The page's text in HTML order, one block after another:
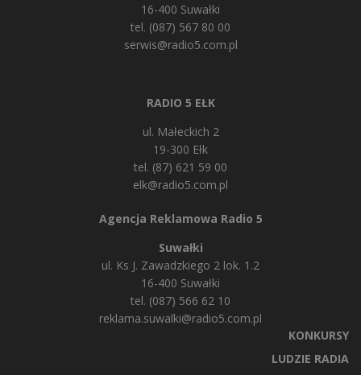
16-400 Suwałki
tel. (087) 567 80 00
serwis@radio5.com.pl
RADIO 5 EŁK
ul. Małeckich 2
19-300 Ełk
tel. (87) 621 59 00
elk@radio5.com.pl
Agencja Reklamowa Radio 5
Suwałki
ul. Ks J. Zawadzkiego 2 lok. 1.2
16-400 Suwałki
tel. (087) 566 62 10
reklama.suwalki@radio5.com.pl
KONKURSY
LUDZIE RADIA